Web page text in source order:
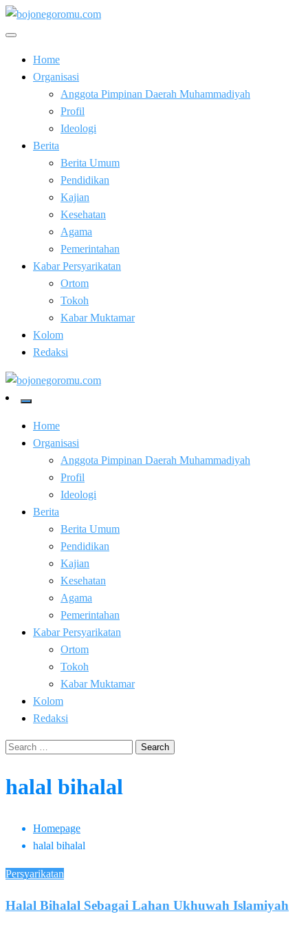
Skip
to
bojonegoromu.com
Home
Organisasi
Anggota Pimpinan Daerah Muhammadiyah
Profil
Ideologi
Berita
Berita Umum
Pendidikan
Kajian
Kesehatan
Agama
Pemerintahan
Kabar Persyarikatan
Ortom
Tokoh
Kabar Muktamar
Kolom
Redaksi
bojonegoromu.com
Home
Organisasi
Anggota Pimpinan Daerah Muhammadiyah
Profil
Ideologi
Berita
Berita Umum
Pendidikan
Kajian
Kesehatan
Agama
Pemerintahan
Kabar Persyarikatan
Ortom
Tokoh
Kabar Muktamar
Kolom
Redaksi
Search
halal bihalal
Homepage
halal bihalal
Persyarikatan
Halal Bihalal Sebagai Lahan Ukhuwah Islamiyah